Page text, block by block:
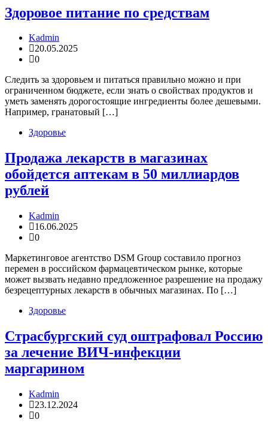
Здоровое питание по средствам
Kadmin
20.05.2025
0
Следить за здоровьем и питаться правильно можно и при
ограниченном бюджете, если знать о свойствах продуктов и
уметь заменять дорогостоящие ингредиенты более дешевыми.
Например, гранатовый […]
Здоровье
Продажа лекарств в магазинах
обойдется аптекам в 50 миллиардов
рублей
Kadmin
16.06.2025
0
Маркетинговое агентство DSM Group составило прогноз
перемен в российском фармацевтическом рынке, которые
может вызвать недавно предложенное разрешение на продажу
безрецептурных лекарств в обычных магазинах. По […]
Здоровье
Страсбургский суд оштрафовал Россию
за лечение ВИЧ-инфекции
маргарином
Kadmin
23.12.2024
0